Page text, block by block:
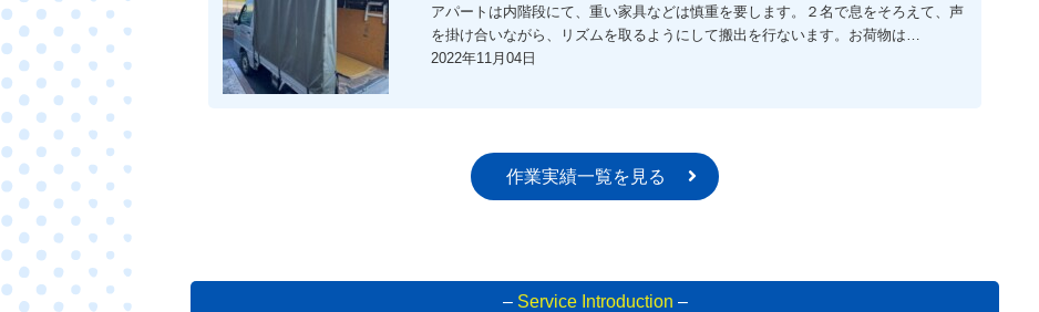
アパートは内階段にて、重い家具などは慎重を要します。２名で息をそろえて、声
を掛け合いながら、リズムを取るようにして搬出を行ないます。お荷物は…
2022年11月04日
作業実績一覧を見る
– Service Introduction –